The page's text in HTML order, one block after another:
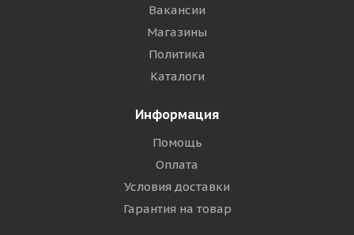
Вакансии
Магазины
Политика
Каталоги
Информация
Помощь
Оплата
Условия доставки
Гарантия на товар